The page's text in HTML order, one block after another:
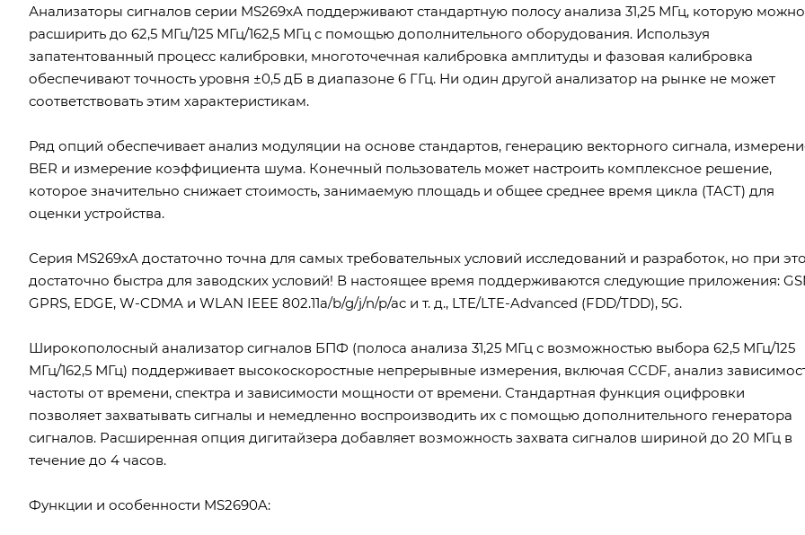
Анализаторы сигналов серии MS269xA поддерживают стандартную полосу анализа 31,25 МГц, которую можно
расширить до 62,5 МГц/125 МГц/162,5 МГц с помощью дополнительного оборудования. Используя
запатентованный процесс калибровки, многоточечная калибровка амплитуды и фазовая калибровка
обеспечивают точность уровня ±0,5 дБ в диапазоне 6 ГГц. Ни один другой анализатор на рынке не может
соответствовать этим характеристикам.
Ряд опций обеспечивает анализ модуляции на основе стандартов, генерацию векторного сигнала,
BER и измерение коэффициента шума. Конечный пользователь может настроить комплексное решение,
которое значительно снижает стоимость, занимаемую площадь и общее среднее время цикла (TACT) для
оценки устройства.
Серия MS269xA достаточно точна для самых требовательных условий исследований и разработок, но при
достаточно быстра для заводских условий! В настоящее время поддерживаются следующие приложения:
GPRS, EDGE, W-CDMA и WLAN IEEE 802.11a/b/g/j/n/p/ac и т. д., LTE/LTE-Advanced (FDD/TDD), 5G.
Широкополосный анализатор сигналов БПФ (полоса анализа 31,25 МГц с возможностью выбора 62,5 МГц/125
МГц/162,5 МГц) поддерживает высокоскоростные непрерывные измерения, включая CCDF, анализ
частоты от времени, спектра и зависимости мощности от времени. Стандартная функция оцифровки
позволяет захватывать сигналы и немедленно воспроизводить их с помощью дополнительного генератора
сигналов. Расширенная опция дигитайзера добавляет возможность захвата сигналов шириной до 20 МГц в
течение до 4 часов.
Функции и особенности MS2690A: